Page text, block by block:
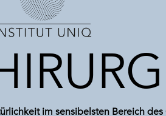
im sensibelsten Bereich des